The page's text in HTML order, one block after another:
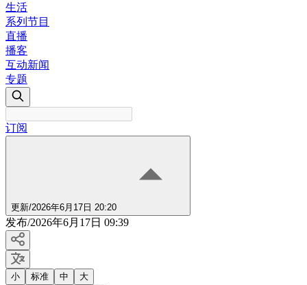
生活
系列节目
直播
播客
互动新闻
专题
订阅
更新/2026年6月17日 20:20
发布/2026年6月17日 09:39
小 标准 中 大